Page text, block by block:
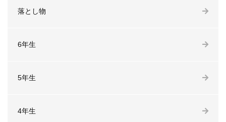
落とし物
6年生
5年生
4年生